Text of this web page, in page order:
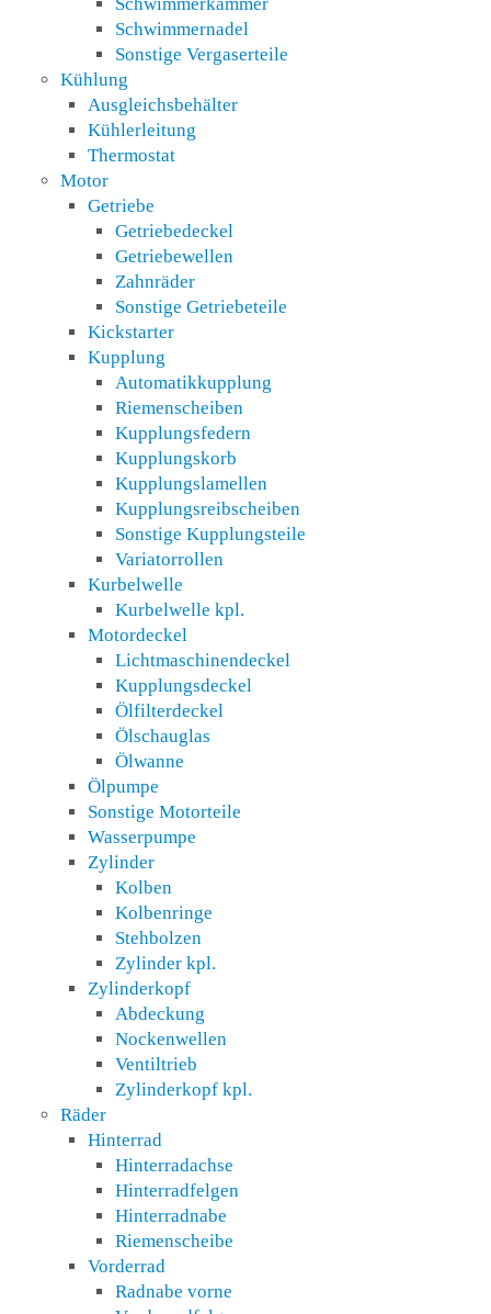
Schwimmernadel
Sonstige Vergaserteile
Kühlung
Ausgleichsbehälter
Kühlerleitung
Thermostat
Motor
Getriebe
Getriebedeckel
Getriebewellen
Zahnräder
Sonstige Getriebeteile
Kickstarter
Kupplung
Automatikkupplung
Riemenscheiben
Kupplungsfedern
Kupplungskorb
Kupplungslamellen
Kupplungsreibscheiben
Sonstige Kupplungsteile
Variatorrollen
Kurbelwelle
Kurbelwelle kpl.
Motordeckel
Lichtmaschinendeckel
Kupplungsdeckel
Ölfilterdeckel
Ölschauglas
Ölwanne
Ölpumpe
Sonstige Motorteile
Wasserpumpe
Zylinder
Kolben
Kolbenringe
Stehbolzen
Zylinder kpl.
Zylinderkopf
Abdeckung
Nockenwellen
Ventiltrieb
Zylinderkopf kpl.
Räder
Hinterrad
Hinterradachse
Hinterradfelgen
Hinterradnabe
Riemenscheibe
Vorderrad
Radnabe vorne